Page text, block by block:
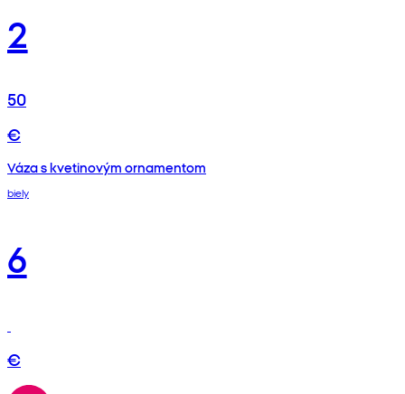
2
50
€
Váza s kvetinovým ornamentom
biely
6
€